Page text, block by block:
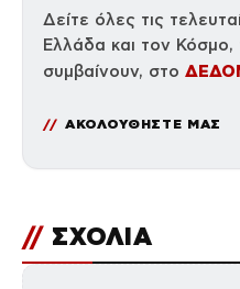
Δείτε όλες τις
Ελλάδα και τον Κόσμο,
συμβαίνουν, στο
ΑΚΟΛΟΥΘΗΣΤΕ ΜΑΣ
// ΣΧΟΛΙΑ